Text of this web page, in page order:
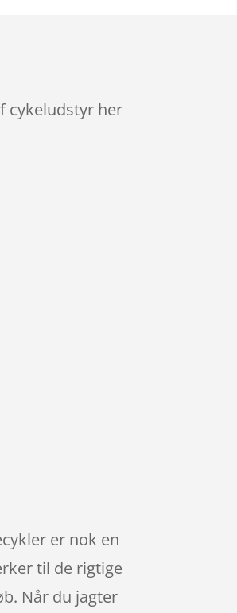
cykeludstyr her
er nok en
til de rigtige
Når du jagter